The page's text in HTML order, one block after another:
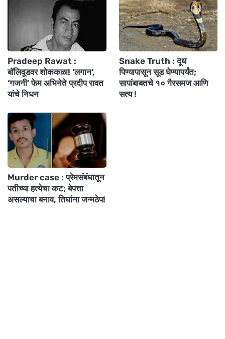
Pradeep Rawat :
बॉलिवूडवर शोककळा! ‘लगान’,
‘गजनी’ फेम अभिनेते प्रदीप रावत
यांचे निधन
Snake Truth : दूध
पिण्यापासून सूड घेण्यापर्यंत;
सापांबाबतचे १० गैरसमज आणि
सत्य !
Murder case : प्रेमसंबंधातून
पतीच्या हत्येचा कट; बेपत्ता
असल्याचा बनाव, तिघांना जन्मठेप!